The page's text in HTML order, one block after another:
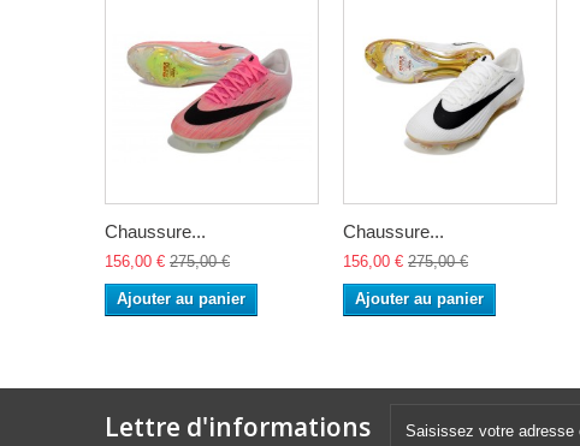
Chaussure...
156,00 € 275,00 €
Ajouter au panier
Chaussure...
156,00 € 275,00 €
Ajouter au panier
Lettre d'informations